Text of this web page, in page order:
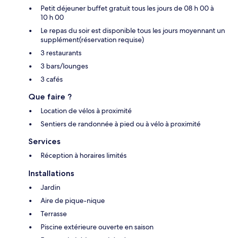
Petit déjeuner buffet gratuit tous les jours de 08 h 00 à
10 h 00
Le repas du soir est disponible tous les jours moyennant un
supplément(réservation requise)
3 restaurants
3 bars/lounges
3 cafés
Que faire ?
Location de vélos à proximité
Sentiers de randonnée à pied ou à vélo à proximité
Services
Réception à horaires limités
Installations
Jardin
Aire de pique-nique
Terrasse
Piscine extérieure ouverte en saison